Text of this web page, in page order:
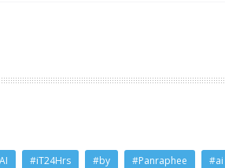
#iT24Hrs #by #Panraphee #ai